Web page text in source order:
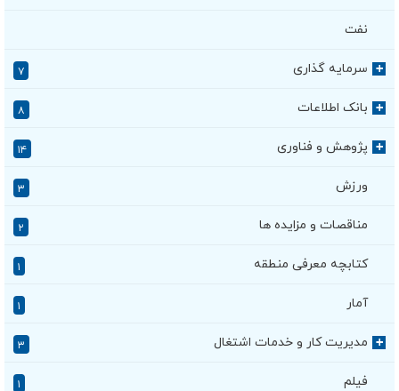
نفت
+ سرمایه گذاری ۷
+ بانک اطلاعات ۸
+ پژوهش و فناوری ۱۴
ورزش ۳
مناقصات و مزایده ها ۲
کتابچه معرفی منطقه
آمار
+ مدیریت کار و خدمات اشتغال ۳
فیلم